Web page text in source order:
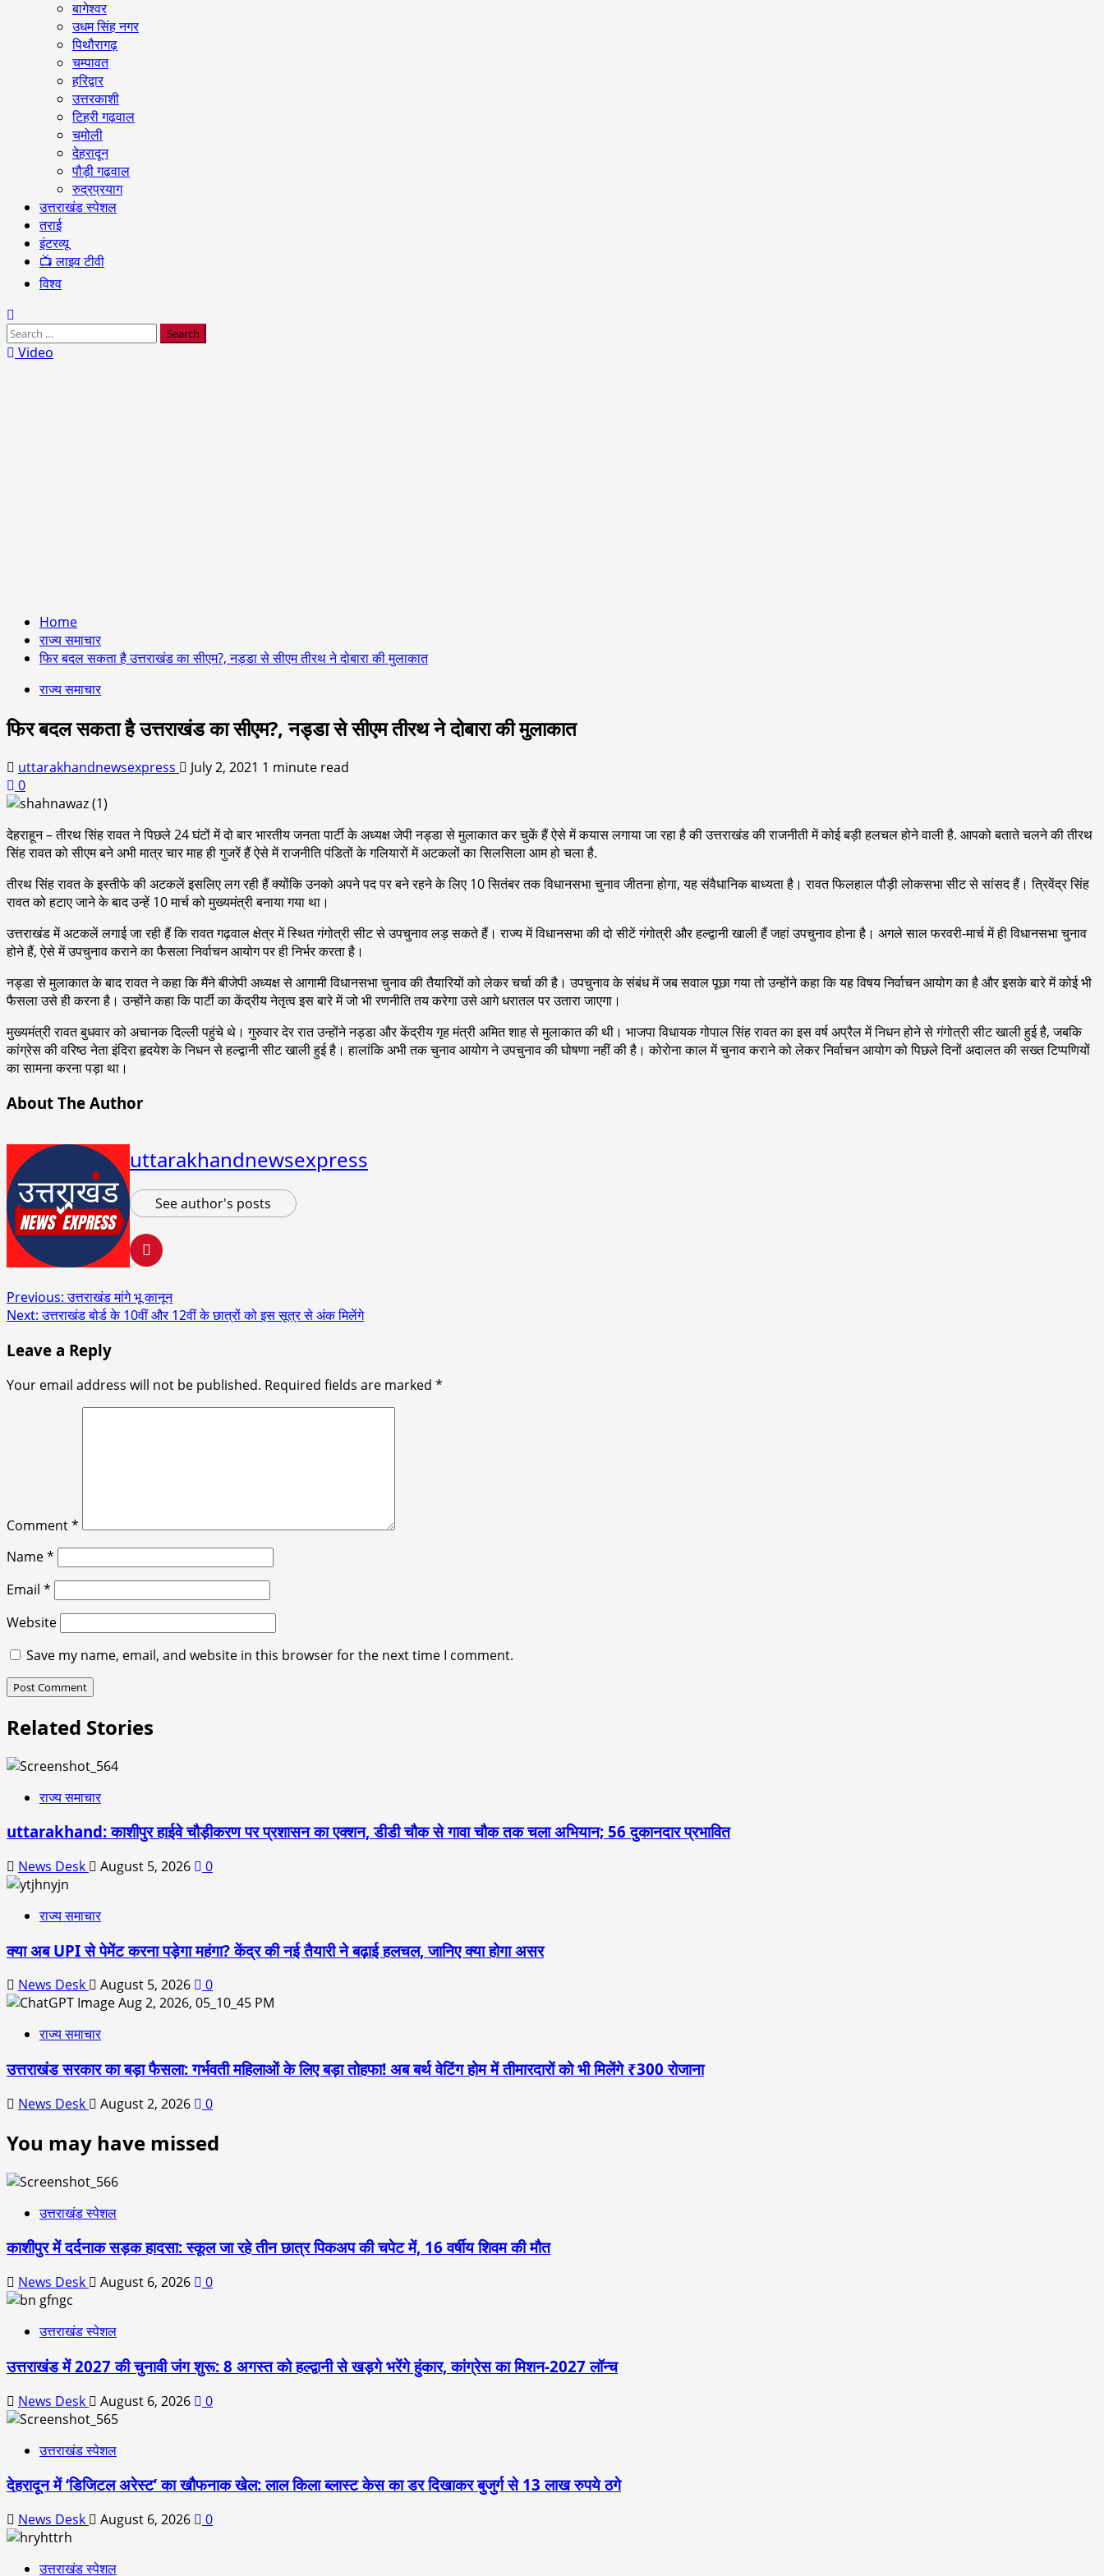
बागेश्वर
उधम सिंह नगर
पिथौरागढ़
चम्पावत
हरिद्वार
उत्तरकाशी
टिहरी गढ़वाल
चमोली
देहरादून
पौड़ी गढ़वाल
रुद्रप्रयाग
उत्तराखंड स्पेशल
तराई
इंटरव्यू
📺 लाइव टीवी
विश्व
Search
for:Video
Home
राज्य समाचार
फिर बदल सकता है उत्तराखंड का सीएम?, नड्डा से सीएम तीरथ ने दोबारा की मुलाकात
राज्य समाचार
फिर बदल सकता है उत्तराखंड का सीएम?, नड्डा से सीएम तीरथ ने दोबारा की मुलाकात
uttarakhandnewsexpress July 2, 2021 1 minute read
0
देहराहून – तीरथ सिंह रावत ने पिछले 24 घंटों में दो बार भारतीय जनता पार्टी के अध्यक्ष जेपी नड्डा से मुलाकात कर चुकें हैं ऐसे में कयास लगाया जा रहा है की उत्तराखंड की राजनीती में कोई बड़ी हलचल होने वाली है. आपको बताते चलने की तीरथ
सिंह रावत को सीएम बने अभी मात्र चार माह ही गुजरें हैं ऐसे में राजनीति पंडितों के गलियारों में अटकलों का सिलसिला आम हो चला है.
तीरथ सिंह रावत के इस्तीफे की अटकलें इसलिए लग रही हैं क्योंकि उनको अपने पद पर बने रहने के लिए 10 सितंबर तक विधानसभा चुनाव जीतना होगा, यह संवैधानिक बाध्यता है। रावत फिलहाल पौड़ी लोकसभा सीट से सांसद हैं। त्रिवेंद्र सिंह
रावत को हटाए जाने के बाद उन्हें 10 मार्च को मुख्यमंत्री बनाया गया था।
उत्तराखंड में अटकलें लगाई जा रही हैं कि रावत गढ़वाल क्षेत्र में स्थित गंगोत्री सीट से उपचुनाव लड़ सकते हैं। राज्य में विधानसभा की दो सीटें गंगोत्री और हल्द्वानी खाली हैं जहां उपचुनाव होना है। अगले साल फरवरी-मार्च में ही विधानसभा चुनाव
होने हैं, ऐसे में उपचुनाव कराने का फैसला निर्वाचन आयोग पर ही निर्भर करता है।
नड्डा से मुलाकात के बाद रावत ने कहा कि मैंने बीजेपी अध्यक्ष से आगामी विधानसभा चुनाव की तैयारियों को लेकर चर्चा की है। उपचुनाव के संबंध में जब सवाल पूछा गया तो उन्होंने कहा कि यह विषय निर्वाचन आयोग का है और इसके बारे में कोई भी
फैसला उसे ही करना है। उन्होंने कहा कि पार्टी का केंद्रीय नेतृत्व इस बारे में जो भी रणनीति तय करेगा उसे आगे धरातल पर उतारा जाएगा।
मुख्यमंत्री रावत बुधवार को अचानक दिल्ली पहुंचे थे। गुरुवार देर रात उन्होंने नड्डा और केंद्रीय गृह मंत्री अमित शाह से मुलाकात की थी। भाजपा विधायक गोपाल सिंह रावत का इस वर्ष अप्रैल में निधन होने से गंगोत्री सीट खाली हुई है, जबकि
कांग्रेस की वरिष्ठ नेता इंदिरा हृदयेश के निधन से हल्द्वानी सीट खाली हुई है। हालांकि अभी तक चुनाव आयोग ने उपचुनाव की घोषणा नहीं की है। कोरोना काल में चुनाव कराने को लेकर निर्वाचन आयोग को पिछले दिनों अदालत की सख्त टिप्पणियों
का सामना करना पड़ा था।
About The Author
uttarakhandnewsexpress
See author's posts
Post
navigation
Previous:उत्तराखंड मांगे भू कानून
Next:उत्तराखंड बोर्ड के 10वीं और 12वीं के छात्रों को इस सूत्र से अंक मिलेंगे
Leave a Reply
Your email address will not be published. Required fields are marked *
Comment*
Name*
Email *
Website
Save my name, email, and website in this browser for the next time I comment.
Related Stories
राज्य समाचार
uttarakhand: काशीपुर हाईवे चौड़ीकरण पर प्रशासन का एक्शन, डीडी चौक से गावा चौक तक चला अभियान; 56 दुकानदार प्रभावित
News Desk August 5, 2026 0
राज्य समाचार
क्या अब UPI से पेमेंट करना पड़ेगा महंगा? केंद्र की नई तैयारी ने बढ़ाई हलचल, जानिए क्या होगा असर
News Desk August 5, 2026 0
राज्य समाचार
उत्तराखंड सरकार का बड़ा फैसला: गर्भवती महिलाओं के लिए बड़ा तोहफा! अब बर्थ वेटिंग होम में तीमारदारों को भी मिलेंगे ₹300 रोजाना
News Desk August 2, 2026 0
You may have missed
उत्तराखंड स्पेशल
काशीपुर में दर्दनाक सड़क हादसा: स्कूल जा रहे तीन छात्र पिकअप की चपेट में, 16 वर्षीय शिवम की मौत
News Desk August 6, 2026 0
उत्तराखंड स्पेशल
उत्तराखंड में 2027 की चुनावी जंग शुरू: 8 अगस्त को हल्द्वानी से खड़गे भरेंगे हुंकार, कांग्रेस का मिशन-2027 लॉन्च
News Desk August 6, 2026 0
उत्तराखंड स्पेशल
देहरादून में ‘डिजिटल अरेस्ट’ का खौफनाक खेल: लाल किला ब्लास्ट केस का डर दिखाकर बुजुर्ग से 13 लाख रुपये ठगे
News Desk August 6, 2026 0
उत्तराखंड स्पेशल